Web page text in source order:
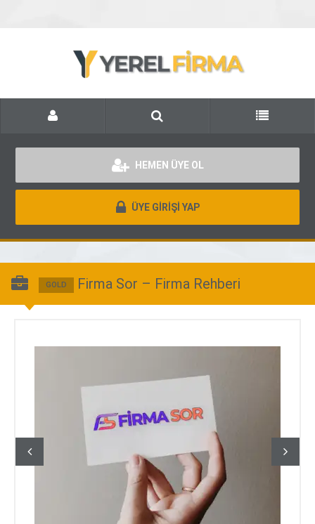
HEMEN ÜYE OL
ÜYE GİRİŞİ YAP
GOLD Firma Sor – Firma Rehberi